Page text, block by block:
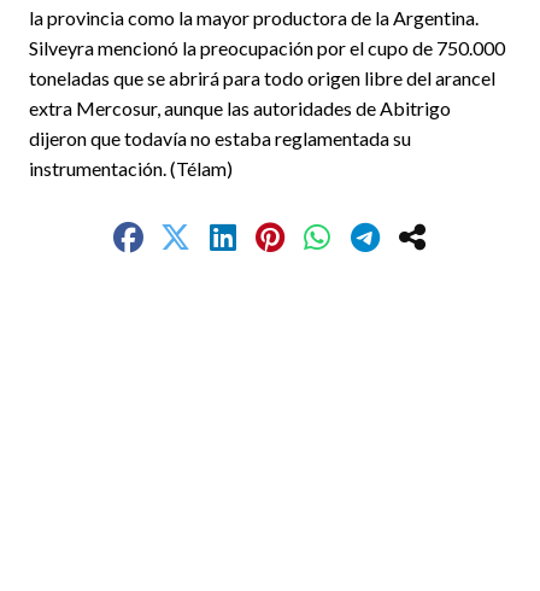
la provincia como la mayor productora de la Argentina.
Silveyra mencionó la preocupación por el cupo de 750.000
toneladas que se abrirá para todo origen libre del arancel
extra Mercosur, aunque las autoridades de Abitrigo
dijeron que todavía no estaba reglamentada su
instrumentación. (Télam)